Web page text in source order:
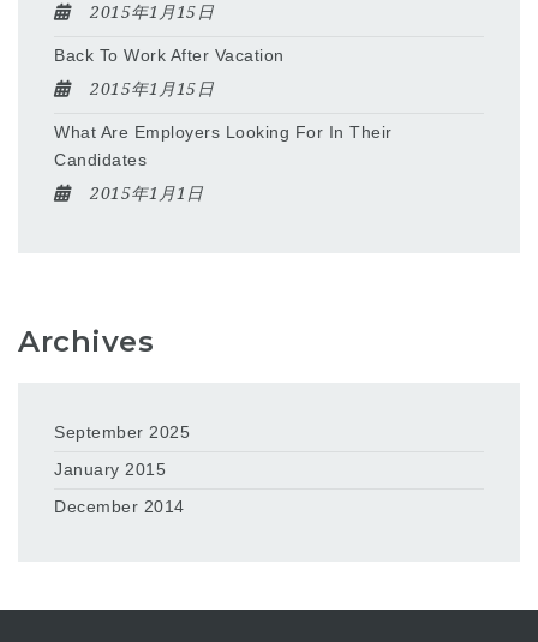
2015年1月15日
Back To Work After Vacation
2015年1月15日
What Are Employers Looking For In Their
Candidates
2015年1月1日
Archives
September 2025
January 2015
December 2014